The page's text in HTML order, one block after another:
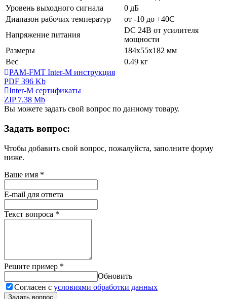
Уровень выходного сигнала
0 дБ
Диапазон рабочих температур
от -10 до +40С
Напряжение питания
DC 24В от усилителя
мощности
Размеры
184х55х182 мм
Вес
0.49 кг
PAM-FMT Inter-M инструкция
PDF 396 Kb
Inter-M сертификаты
ZIP 7.38 Mb
Вы можете задать свой вопрос по данному товару.
Задать вопрос:
Чтобы добавить свой вопрос, пожалуйста, заполните форму
ниже.
Ваше имя *
E-mail для ответа
Текст вопроса *
Решите пример *
Обновить
Согласен с условиями обработки данных
Задать вопрос